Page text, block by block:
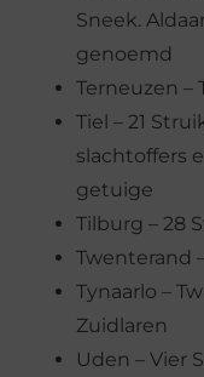
Sneek.
genoemd
Terneuzen –
Tiel – 21
slachtoffers
getuige
Tilburg – 28
Twenterand
Tynaarlo –
Zuidlaren
Uden – Vier